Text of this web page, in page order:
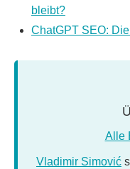
bleibt?
ChatGPT SEO:
Alle
Vladimir Simović